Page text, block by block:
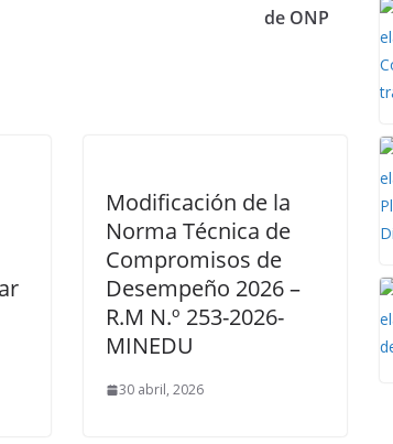
de ONP
Modificación de la
Norma Técnica de
Compromisos de
Desempeño 2026 –
R.M N.º 253-2026-
MINEDU
30 abril, 2026